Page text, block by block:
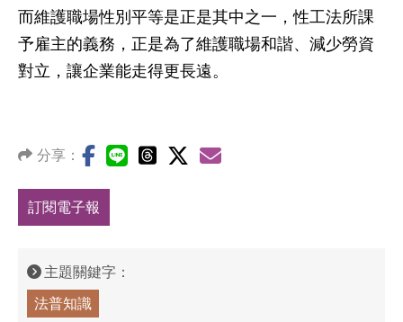
而維護職場性別平等是正是其中之一，性工法所課
予雇主的義務，正是為了維護職場和諧、減少勞資
對立，讓企業能走得更長遠。
分享：
訂閱電子報
主題關鍵字：
法普知識